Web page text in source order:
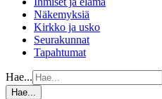
Näkemyksiä
Kirkko ja usko
Seurakunnat
Tapahtumat
Hae...
Hae...